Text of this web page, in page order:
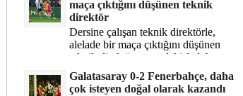
maça çıktığını düşünen teknik
direktör
Dersine çalışan teknik direktörle,
alelade bir maça çıktığını düşünen
teknik direktör arasındaki fark bu
işte. Solskjaer'in çalıştığı de...
Galatasaray 0-2 Fenerbahçe, daha
çok isteyen doğal olarak kazandı